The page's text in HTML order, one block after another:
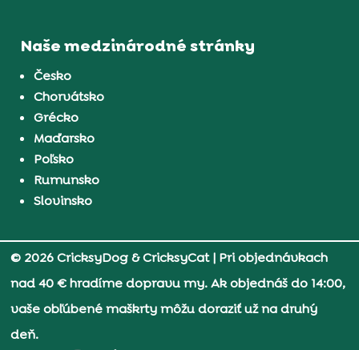
Naše medzinárodné stránky
Česko
Chorvátsko
Grécko
Maďarsko
Poľsko
Rumunsko
Slovinsko
© 2026 CricksyDog & CricksyCat| Pri objednávkach
nad 40 € hradíme dopravu my. Ak objednáš do 14:00,
vaše obľúbené maškrty môžu doraziť už na druhý
deň.